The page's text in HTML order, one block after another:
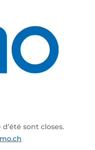
sont closes.